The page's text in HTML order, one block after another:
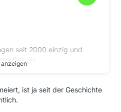
seit 2000 einzig und
Gas als
hat, vergessen wir dann
in Schutz nehmen,
anzeigen
ist ja seit der Geschichte